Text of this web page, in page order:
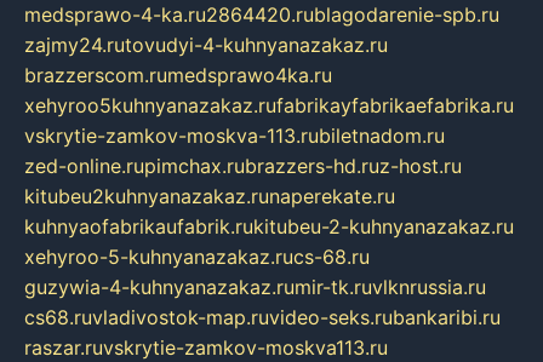
medsprawo-4-ka.ru2864420.rublagodarenie-spb.ru
zajmy24.rutovudyi-4-kuhnyanazakaz.ru
brazzerscom.rumedsprawo4ka.ru
xehyroo5kuhnyanazakaz.rufabrikayfabrikaefabrika.ru
vskrytie-zamkov-moskva-113.rubiletnadom.ru
zed-online.rupimchax.rubrazzers-hd.ruz-host.ru
kitubeu2kuhnyanazakaz.runaperekate.ru
kuhnyaofabrikaufabrik.rukitubeu-2-kuhnyanazakaz.ru
xehyroo-5-kuhnyanazakaz.rucs-68.ru
guzywia-4-kuhnyanazakaz.rumir-tk.ruvlknrussia.ru
cs68.ruvladivostok-map.ruvideo-seks.rubankaribi.ru
raszar.ruvskrytie-zamkov-moskva113.ru